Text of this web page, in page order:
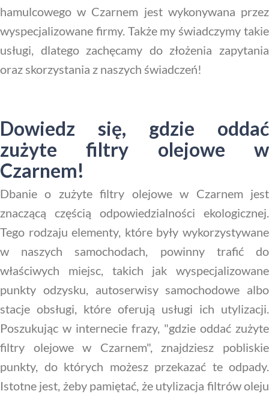
hamulcowego w Czarnem jest wykonywana przez
wyspecjalizowane firmy. Także my świadczymy takie
usługi, dlatego zachęcamy do złożenia zapytania
oraz skorzystania z naszych świadczeń!
Dowiedz się, gdzie oddać
zużyte filtry olejowe w
Czarnem!
Dbanie o zużyte filtry olejowe w Czarnem jest
znaczącą częścią odpowiedzialności ekologicznej.
Tego rodzaju elementy, które były wykorzystywane
w naszych samochodach, powinny trafić do
właściwych miejsc, takich jak wyspecjalizowane
punkty odzysku, autoserwisy samochodowe albo
stacje obsługi, które oferują usługi ich utylizacji.
Poszukując w internecie frazy, "gdzie oddać zużyte
filtry olejowe w Czarnem", znajdziesz pobliskie
punkty, do których możesz przekazać te odpady.
Istotne jest, żeby pamiętać, że utylizacja filtrów oleju